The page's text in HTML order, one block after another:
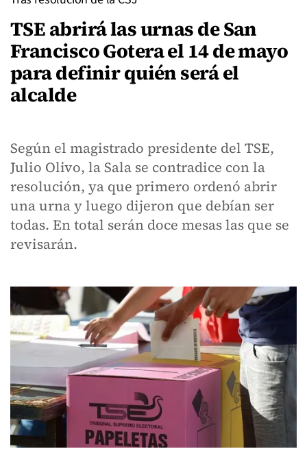
TSE abrirá las urnas de San
Francisco Gotera el 14 de mayo
para definir quién será el
alcalde
Según el magistrado presidente del TSE,
Julio Olivo, la Sala se contradice con la
resolución, ya que primero ordenó abrir
una urna y luego dijeron que debían ser
todas. En total serán doce mesas las que se
revisarán.